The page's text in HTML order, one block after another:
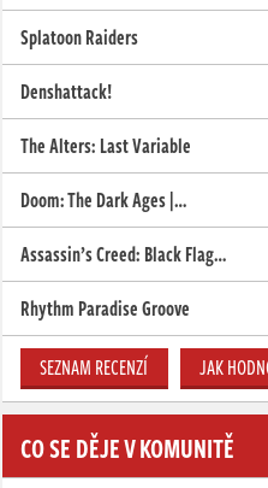
Splatoon Raiders
Denshattack!
The Alters: Last Variable
Doom: The Dark Ages |…
Assassin’s Creed: Black Flag…
Rhythm Paradise Groove
SEZNAM RECENZÍ JAK
CO SE DĚJE V KOMUNITĚ